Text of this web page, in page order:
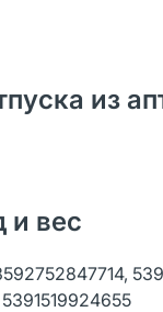
из
и вес